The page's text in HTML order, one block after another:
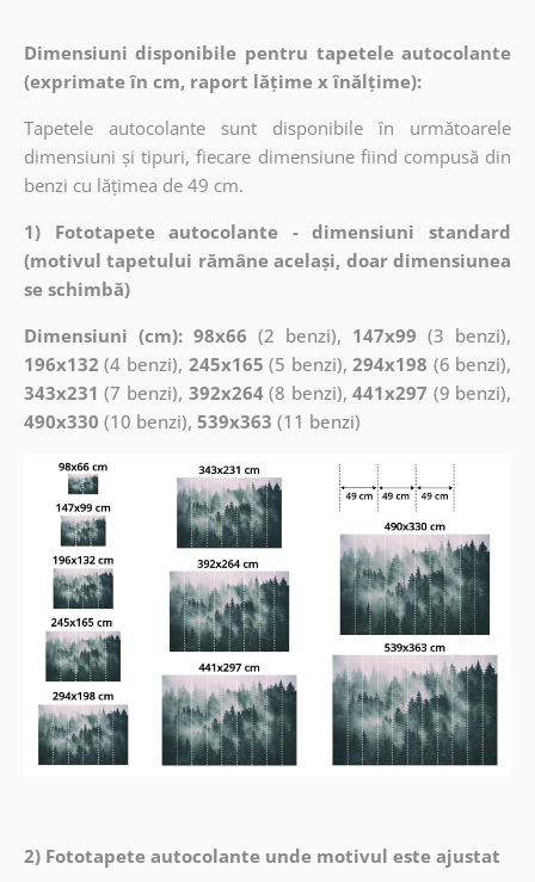
Dimensiuni disponibile pentru tapetele autocolante
(exprimate în cm, raport lățime x înălțime):
Tapetele autocolante sunt disponibile în următoarele
dimensiuni și tipuri, fiecare dimensiune fiind compusă din
benzi cu lățimea de 49 cm.
1) Fototapete autocolante - dimensiuni standard
(motivul tapetului rămâne același, doar dimensiunea
se schimbă)
Dimensiuni (cm): 98x66 (2 benzi), 147x99 (3 benzi),
196x132 (4 benzi), 245x165 (5 benzi),294x198 (6 benzi),
343x231 (7 benzi), 392x264(8 benzi),441x297 (9 benzi),
490x330 (10 benzi), 539x363 (11 benzi)
2) Fototapete autocolante unde motivul este ajustat